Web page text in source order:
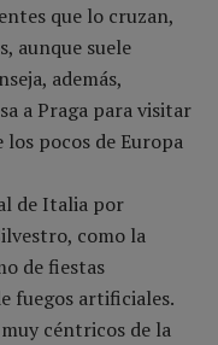
que lo cruzan,
aunque suele
además,
a Praga para visitar
pocos de Europa
de Italia por
como la
de fiestas
fuegos artificiales.
céntricos de la